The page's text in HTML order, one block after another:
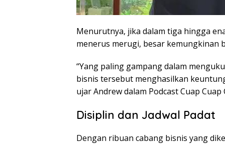
Menurutnya, jika dalam tiga hingga
menerus merugi, besar
“Yang paling gampang dalam
bisnis tersebut menghasilkan
ujar Andrew dalam Podcast Cuap
Disiplin dan Jadwal Padat
Dengan ribuan cabang bisnis yang